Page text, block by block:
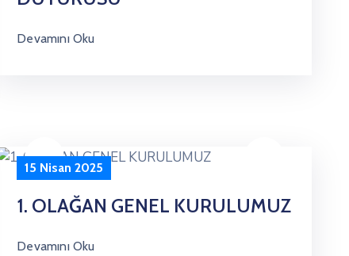
Devamını Oku
15 Nisan 2025
1. OLAĞAN GENEL KURULUMUZ
Devamını Oku